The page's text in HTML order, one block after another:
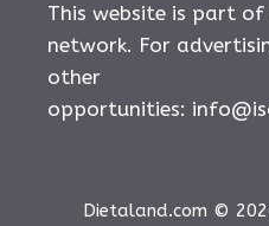
This website is part
network. For
other
opportunities:
Dietaland.com ©